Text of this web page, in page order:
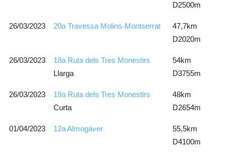
D2500m
26/03/2023 20a Travessa Molins-Montserrat
47,7km
D2020m
26/03/2023
18a Ruta dels Tres Monestirs
Llarga
54km
D3755m
26/03/2023
18a Ruta dels Tres Monestirs
Curta
48km
D2654m
01/04/2023 12a Almogàver
55,5km
D4100m